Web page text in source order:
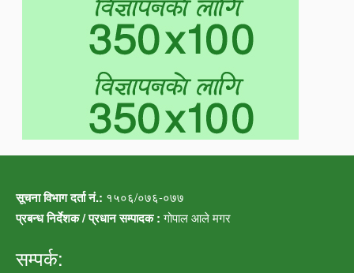
सूचना विभाग दर्ता नं.: १५०६/०७६-०७७
प्रबन्ध निर्देशक / प्रधान सम्पादक :गोपाल आले मगर
सम्पर्क: